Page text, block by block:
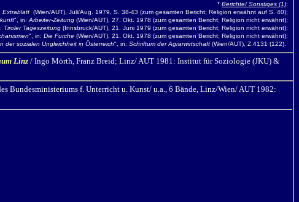
* Berichte/ Sonstiges (1):
Extrablatt (Wien/AUT), Juli/Aug. 1979, S. 38-43 (zum gesamten Bericht; Religion erwähnt auf S. 40);
", in: Arbeiter-Zeitung (Wien/AUT), 27. Okt. 1978 (zum gesamten Bericht; Religion nicht erwähnt);
Tiroler Tageszeitung (Innsbruck/AUT), 21. Juni 1979 (zum gesamten Bericht; Religion nicht erwähnt);
", in: Die Furche (Wien/AUT), 21. Okt. 1978 (zum gesamten Bericht; Religion nicht erwähnt);
der sozialen Ungleichheit in Österreich", in: Schriftum der Agrarwirtschaft (Wien/AUT), Z 4131 (122).
Linz / Ingo Mörth, Franz Breid; Linz/ AUT 1981: Institut für Soziologie (JKU) &
Bundesministeriums f. Unterricht u. Kunst/ u.a., 6 Bände, Linz/Wien/ AUT 1982: